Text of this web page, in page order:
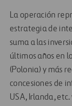
La operación
estrategia de
suma a las
últimos años en
(Polonia) y más
concesiones de
USA, Irlanda,